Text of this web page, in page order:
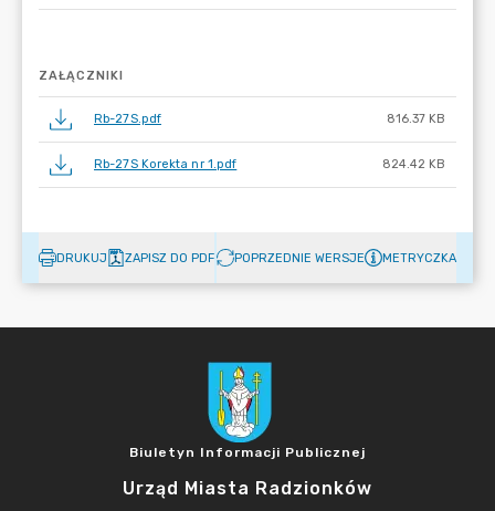
ZAŁĄCZNIKI
Rb-27S.pdf 816.37 KB
Rb-27S Korekta nr 1.pdf 824.42 KB
DRUKUJ ZAPISZ DO PDF POPRZEDNIE WERSJE METRYCZKA
Biuletyn Informacji Publicznej
Urząd Miasta Radzionków